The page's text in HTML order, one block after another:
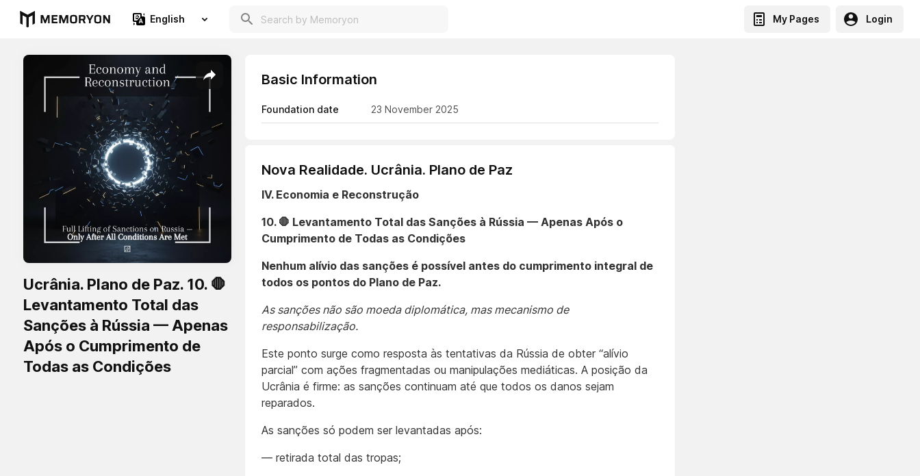
English My Pages Login
Ucrânia. Plano de Paz. 10. 🛑
Levantamento Total das
Sanções à Rússia — Apenas
Após o Cumprimento de
Todas as Condições
Basic Information
Foundation date 23 November 2025
Nova Realidade. Ucrânia. Plano de Paz
IV. Economia e Reconstrução
10. 🛑 Levantamento Total das Sanções à Rússia — Apenas Após o
Cumprimento de Todas as Condições
Nenhum alívio das sanções é possível antes do cumprimento integral de
todos os pontos do Plano de Paz.
As sanções não são moeda diplomática, mas mecanismo de
responsabilização.
Este ponto surge como resposta às tentativas da Rússia de obter “alívio
parcial” com ações fragmentadas ou manipulações mediáticas. A posição da
Ucrânia é firme: as sanções continuam até que todos os danos sejam
reparados.
As sanções só podem ser levantadas após:
— retirada total das tropas;